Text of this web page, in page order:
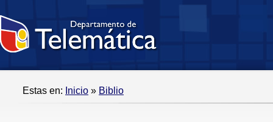
Estas en: Inicio » Biblio